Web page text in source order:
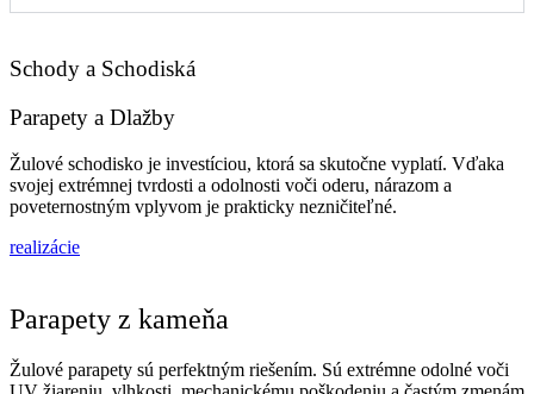
Schody a Schodiská
Parapety a Dlažby
Žulové schodisko je investíciou, ktorá sa skutočne vyplatí. Vďaka
svojej extrémnej tvrdosti a odolnosti voči oderu, nárazom a
poveternostným vplyvom je prakticky nezničiteľné.
realizácie
Parapety z kameňa
Žulové parapety sú perfektným riešením. Sú extrémne odolné voči